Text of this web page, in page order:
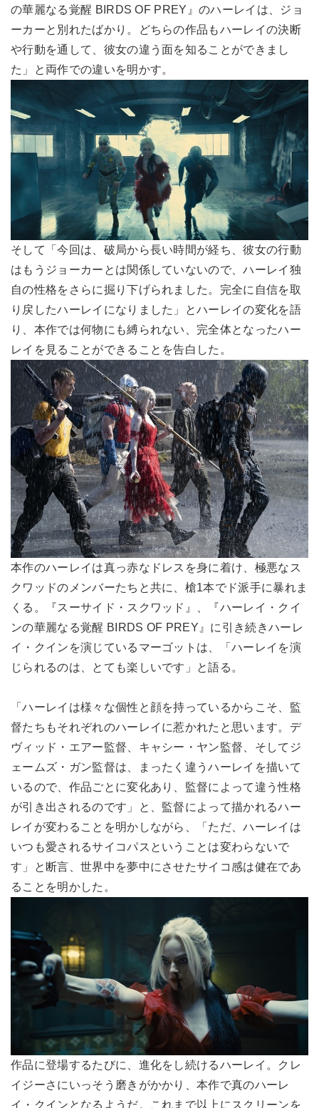
の華麗なる覚醒 BIRDS OF PREY』のハーレイは、ジョ
ーカーと別れたばかり。どちらの作品もハーレイの決断
や行動を通して、彼女の違う面を知ることができまし
た」と両作での違いを明かす。
そして「今回は、破局から長い時間が経ち、彼女の行動
はもうジョーカーとは関係していないので、ハーレイ独
自の性格をさらに掘り下げられました。完全に自信を取
り戻したハーレイになりました」とハーレイの変化を語
り、本作では何物にも縛られない、完全体となったハー
レイを見ることができることを告白した。
本作のハーレイは真っ赤なドレスを身に着け、極悪なス
クワッドのメンバーたちと共に、槍1本でド派手に暴れま
くる。『スーサイド・スクワッド』、『ハーレイ・クイ
ンの華麗なる覚醒 BIRDS OF PREY』に引き続きハーレ
イ・クインを演じているマーゴットは、「ハーレイを演
じられるのは、とても楽しいです」と語る。
「ハーレイは様々な個性と顔を持っているからこそ、監
督たちもそれぞれのハーレイに惹かれたと思います。デ
ヴィッド・エアー監督、キャシー・ヤン監督、そしてジ
ェームズ・ガン監督は、まったく違うハーレイを描いて
いるので、作品ごとに変化あり、監督によって違う性格
が引き出されるのです」と、監督によって描かれるハー
レイが変わることを明かしながら、「ただ、ハーレイは
いつも愛されるサイコパスということは変わらないで
す」と断言、世界中を夢中にさせたサイコ感は健在であ
ることを明かした。
作品に登場するたびに、進化をし続けるハーレイ。クレ
イジーさにいっそう磨きがかかり、本作で真のハーレ
イ・クインとなるようだ。これまで以上にスクリーンを